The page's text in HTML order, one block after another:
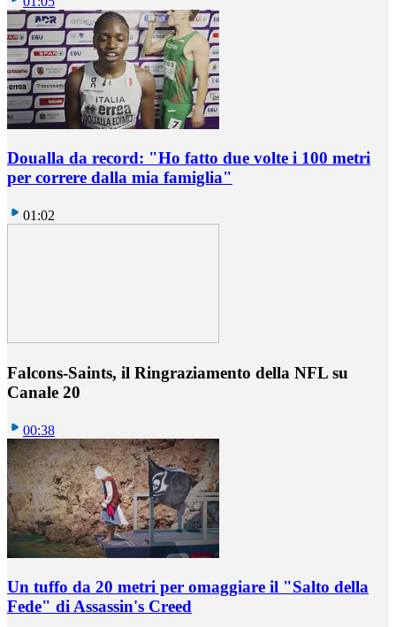
Doualla da record: "Ho fatto due volte i 100 metri
per correre dalla mia famiglia"
01:02
Falcons-Saints, il Ringraziamento della NFL su
Canale 20
00:38
Un tuffo da 20 metri per omaggiare il "Salto della
Fede" di Assassin's Creed